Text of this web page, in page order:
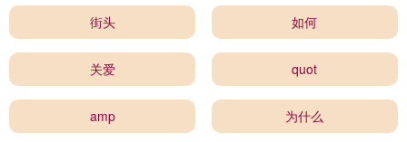
街头 如何
关爱 quot
amp 为什么